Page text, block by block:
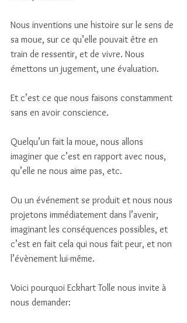
Nous inventions une histoire sur le sens de
sa moue, sur ce qu’elle pouvait être en
train de ressentir, et de vivre. Nous
émettons un jugement, une évaluation.
Et c’est ce que nous faisons constamment
sans en avoir conscience.
Quelqu’un fait la moue, nous allons
imaginer que c’est en rapport avec nous,
qu’elle ne nous aime pas, etc.
Ou un événement se produit et nous nous
projetons immédiatement dans l’avenir,
imaginant les conséquences possibles, et
c’est en fait cela qui nous fait peur, et non
l’évènement lui-même.
Voici pourquoi Eckhart Tolle nous invite à
nous demander: